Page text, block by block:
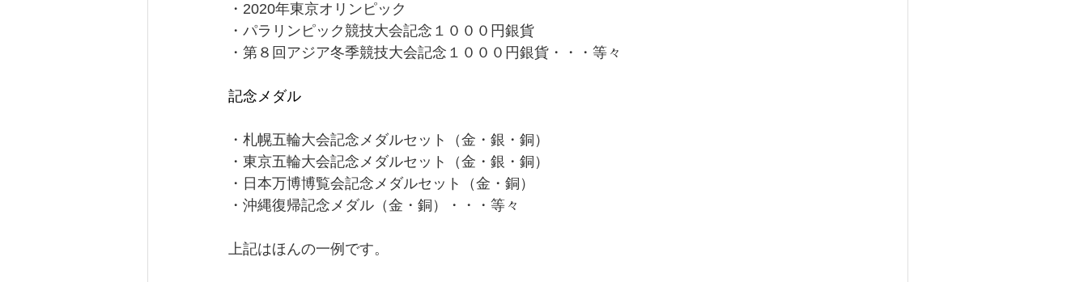
・2020年東京オリンピック
・パラリンピック競技大会記念１０００円銀貨
・第８回アジア冬季競技大会記念１０００円銀貨・・・等々
記念メダル
・札幌五輪大会記念メダルセット（金・銀・銅）
・東京五輪大会記念メダルセット（金・銀・銅）
・日本万博博覧会記念メダルセット（金・銅）
・沖縄復帰記念メダル（金・銅）・・・等々
上記はほんの一例です。